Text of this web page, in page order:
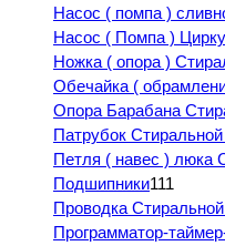
Насос ( помпа )
Насос ( Помпа )
Ножка ( опора )
Обечайка (
Опора Барабана
Патрубок
Петля ( навес ) люка
Подшипники111
Проводка
Программатор-